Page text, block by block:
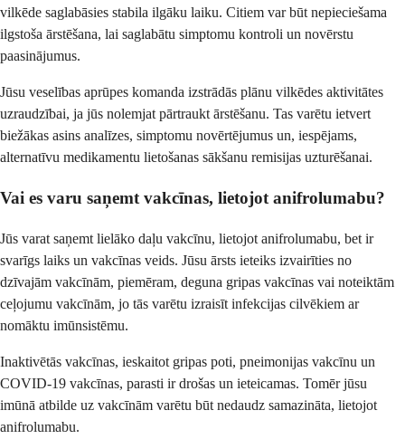
vilkēde saglabāsies stabila ilgāku laiku. Citiem var būt nepieciešama
ilgstoša ārstēšana, lai saglabātu simptomu kontroli un novērstu
paasinājumus.
Jūsu veselības aprūpes komanda izstrādās plānu vilkēdes aktivitātes
uzraudzībai, ja jūs nolemjat pārtraukt ārstēšanu. Tas varētu ietvert
biežākas asins analīzes, simptomu novērtējumus un, iespējams,
alternatīvu medikamentu lietošanas sākšanu remisijas uzturēšanai.
Vai es varu saņemt vakcīnas, lietojot anifrolumabu?
Jūs varat saņemt lielāko daļu vakcīnu, lietojot anifrolumabu, bet ir
svarīgs laiks un vakcīnas veids. Jūsu ārsts ieteiks izvairīties no
dzīvajām vakcīnām, piemēram, deguna gripas vakcīnas vai noteiktām
ceļojumu vakcīnām, jo tās varētu izraisīt infekcijas cilvēkiem ar
nomāktu imūnsistēmu.
Inaktivētās vakcīnas, ieskaitot gripas poti, pneimonijas vakcīnu un
COVID-19 vakcīnas, parasti ir drošas un ieteicamas. Tomēr jūsu
imūnā atbilde uz vakcīnām varētu būt nedaudz samazināta, lietojot
anifrolumabu.